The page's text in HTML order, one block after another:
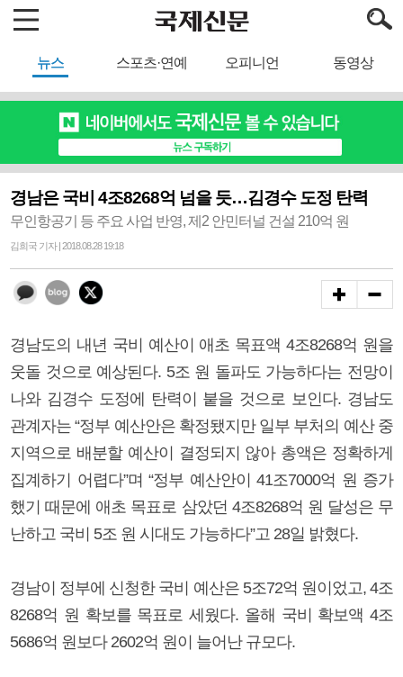
뉴스 스포츠·연예 오피니언 동영상
경남은 국비 4조8268억 넘을 듯…김경수 도정 탄력
무인항공기 등 주요 사업 반영, 제2 안민터널 건설 210억 원
김희국 기자 | 2018.08.28 19:18
경남도의 내년 국비 예산이 애초 목표액 4조8268억 원을
웃돌 것으로 예상된다. 5조 원 돌파도 가능하다는 전망이
나와 김경수 도정에 탄력이 붙을 것으로 보인다. 경남도
관계자는 “정부 예산안은 확정됐지만 일부 부처의 예산 중
지역으로 배분할 예산이 결정되지 않아 총액은 정확하게
집계하기 어렵다”며 “정부 예산안이 41조7000억 원 증가
했기 때문에 애초 목표로 삼았던 4조8268억 원 달성은 무
난하고 국비 5조 원 시대도 가능하다”고 28일 밝혔다.
경남이 정부에 신청한 국비 예산은 5조72억 원이었고, 4조
8268억 원 확보를 목표로 세웠다. 올해 국비 확보액 4조
5686억 원보다 2602억 원이 늘어난 규모다.